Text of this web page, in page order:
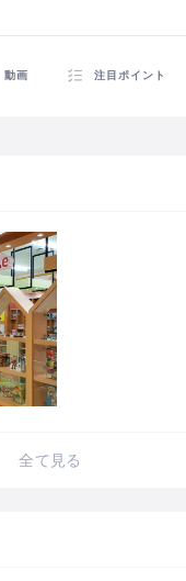
動画 注目ポイント
全て見る